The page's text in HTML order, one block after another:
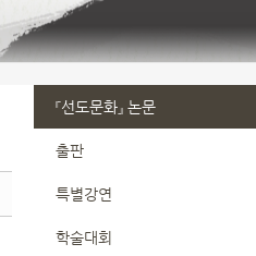
『선도문화』 논문
출판
특별강연
학술대회